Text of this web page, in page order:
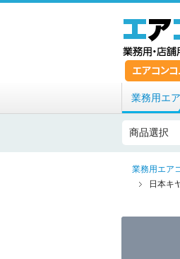
業務用エ
商品選択
業務用エア
日本キ